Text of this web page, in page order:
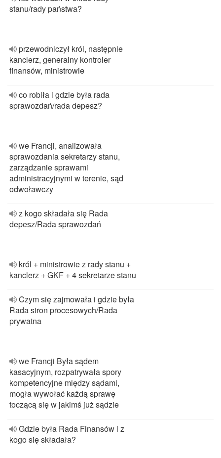
stanu/rady państwa?
przewodniczył król, następnie
kanclerz, generalny kontroler
finansów, ministrowie
co robiła i gdzie była rada
sprawozdań/rada depesz?
we Francji, analizowała
sprawozdania sekretarzy stanu,
zarządzanie sprawami
administracyjnymi w terenie, sąd
odwoławczy
z kogo składała się Rada
depesz/Rada sprawozdań
król + ministrowie z rady stanu +
kanclerz + GKF + 4 sekretarze stanu
Czym się zajmowała i gdzie była
Rada stron procesowych/Rada
prywatna
we Francji Była sądem
kasacyjnym, rozpatrywała spory
kompetencyjne między sądami,
mogła wywołać każdą sprawę
toczącą się w jakimś już sądzie
Gdzie była Rada Finansów i z
kogo się składała?